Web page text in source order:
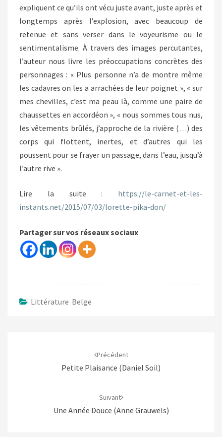
expliquent ce qu’ils ont vécu juste avant, juste après et
longtemps après l’explosion, avec beaucoup de
retenue et sans verser dans le voyeurisme ou le
sentimentalisme. À travers des images percutantes,
l’auteur nous livre les préoccupations concrètes des
personnages : « Plus personne n’a de montre même
les cadavres on les a arrachées de leur poignet », « sur
mes chevilles, c’est ma peau là, comme une paire de
chaussettes en accordéon », « nous sommes tous nus,
les vêtements brûlés, j’approche de la rivière (…) des
corps qui flottent, inertes, et d’autres qui les
poussent pour se frayer un passage, dans l’eau, jusqu’à
l’autre rive ».
Lire la suite : https://le-carnet-et-les-
instants.net/2015/07/03/lorette-pika-don/
Partager sur vos réseaux sociaux
Littérature Belge
Précédent
Petite Plaisance (Daniel Soil)
Suivant
Une Année Douce (Anne Grauwels)